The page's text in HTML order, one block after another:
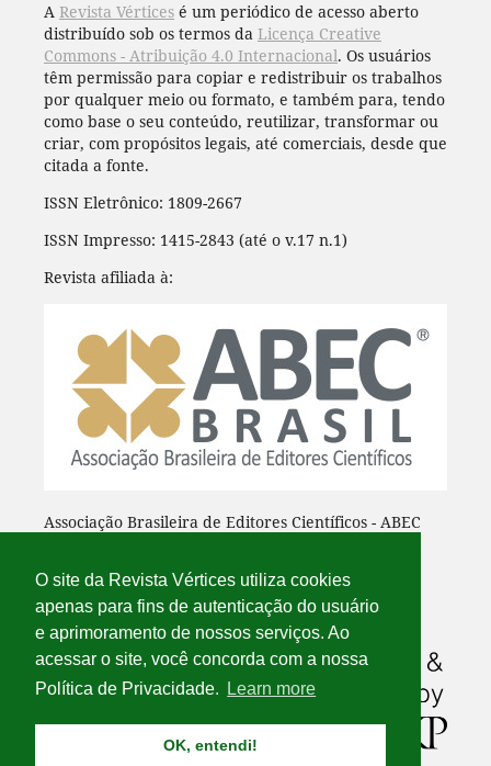
O site da Revista Vértices utiliza cookies
apenas para fins de autenticação do usuário
e aprimoramento de nossos serviços. Ao
acessar o site, você concorda com a nossa
Política de Privacidade.
Learn more
OK, entendi!
A Revista Vérticesé um periódico de acesso aberto
distribuído sob os termos da Licença Creative
Commons - Atribuição 4.0 Internacional. Os usuários
têm permissão para copiar e redistribuir os trabalhos
por qualquer meio ou formato, e também para, tendo
como base o seu conteúdo, reutilizar, transformar ou
criar, com propósitos legais, até comerciais, desde que
citada a fonte.
ISSN Eletrônico: 1809-2667
ISSN Impresso: 1415-2843 (até o v.17 n.1)
Revista afiliada à:
Associação Brasileira de Editores Científicos - ABEC